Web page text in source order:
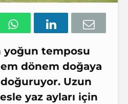
yoğun temposu
dönem doğaya
Uzun
yaz ayları için